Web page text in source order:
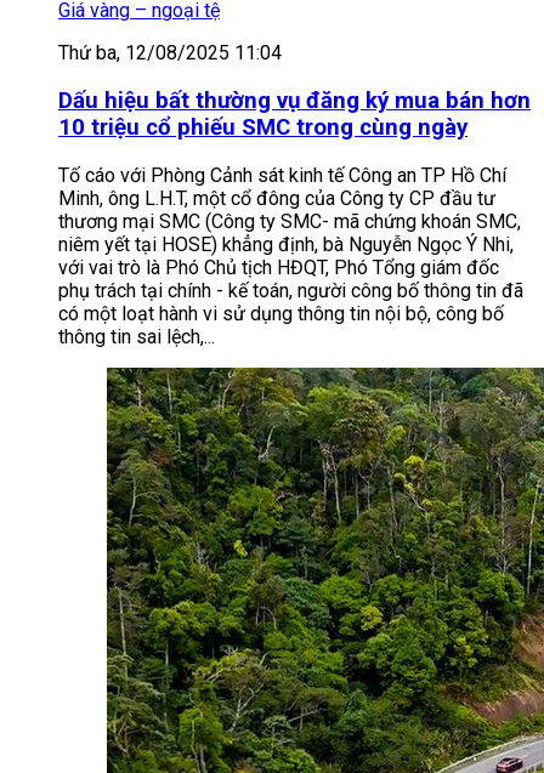
Giá vàng – ngoại tệ
Thứ ba, 12/08/2025 11:04
Dấu hiệu bất thường vụ đăng ký mua bán hơn
10 triệu cổ phiếu SMC trong cùng ngày
Tố cáo với Phòng Cảnh sát kinh tế Công an TP Hồ Chí
Minh, ông L.H.T, một cổ đông của Công ty CP đầu tư
thương mại SMC (Công ty SMC- mã chứng khoán SMC,
niêm yết tại HOSE) khẳng định, bà Nguyễn Ngọc Ý Nhi,
với vai trò là Phó Chủ tịch HĐQT, Phó Tổng giám đốc
phụ trách tại chính - kế toán, người công bố thông tin đã
có một loạt hành vi sử dụng thông tin nội bộ, công bố
thông tin sai lệch,...